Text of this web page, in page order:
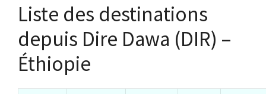
Liste des destinations
depuis Dire Dawa (DIR) –
Éthiopie